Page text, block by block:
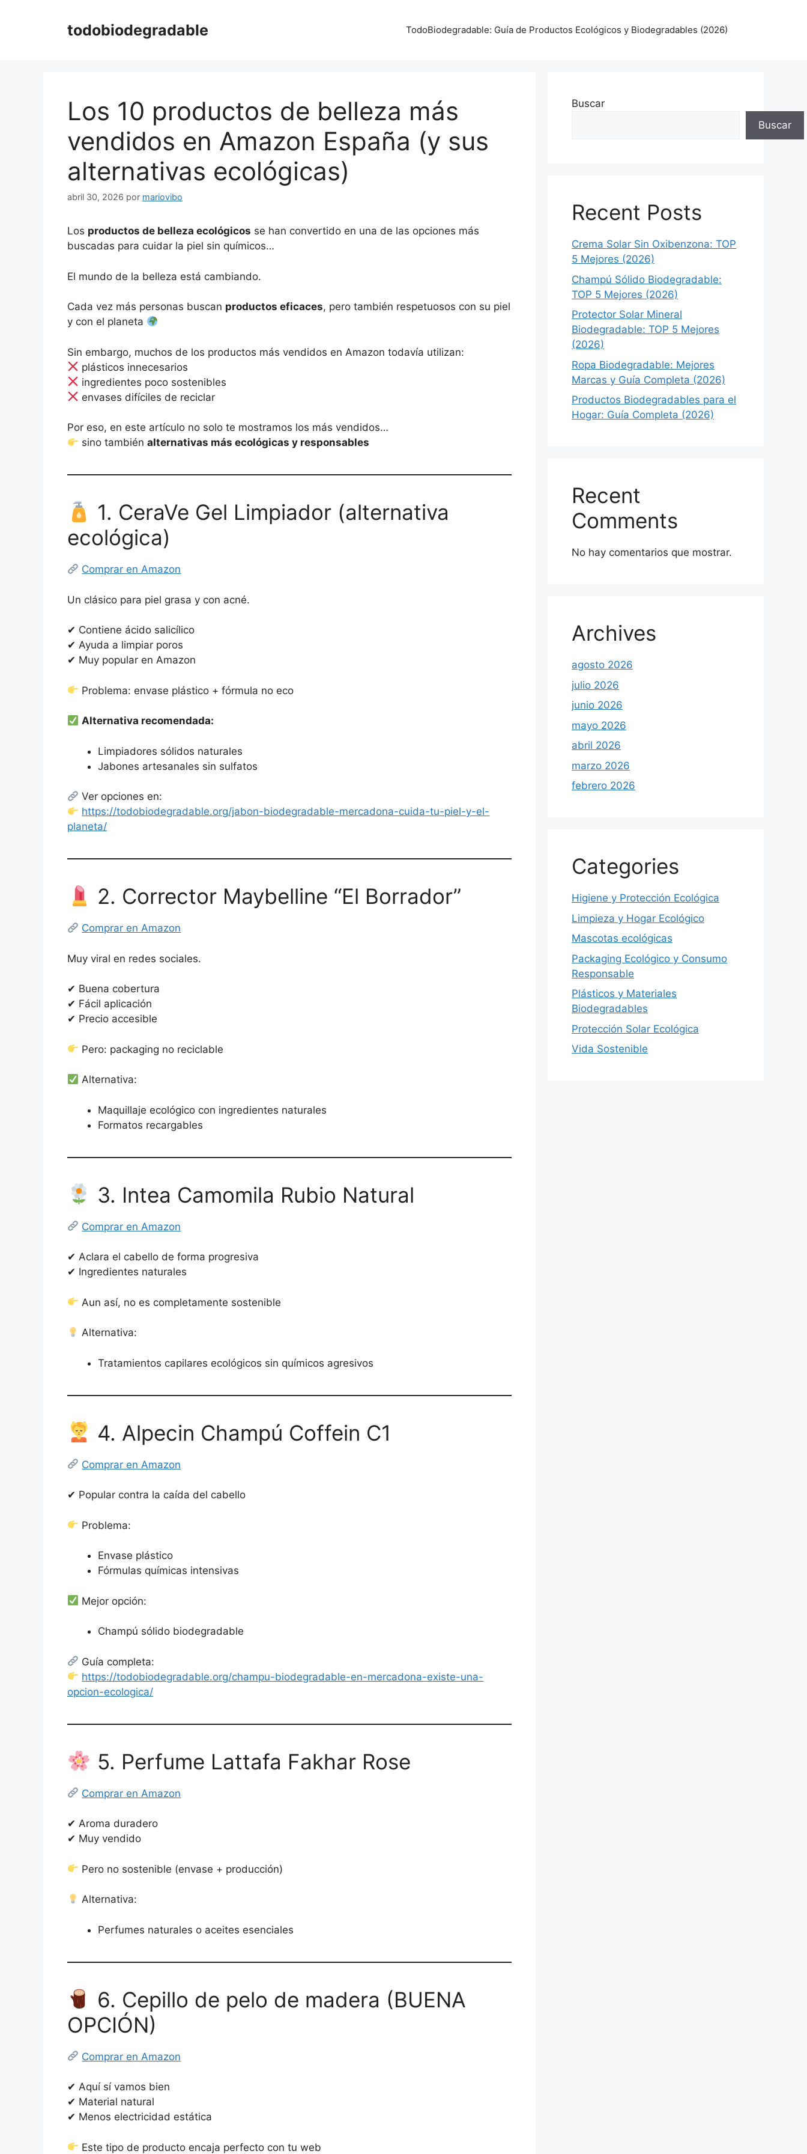
todobiodegradable TodoBiodegradable: Guía de Productos Ecológicos y Biodegradables (2026)
Los 10 productos de belleza más
vendidos en Amazon España (y sus
alternativas ecológicas)
abril 30, 2026 por mariovibo
Los productos de belleza ecológicos se han convertido en una de las opciones más
buscadas para cuidar la piel sin químicos…
El mundo de la belleza está cambiando.
Cada vez más personas buscan productos eficaces, pero también respetuosos con su piel
y con el planeta
Sin embargo, muchos de los productos más vendidos en Amazon todavía utilizan:
plásticos innecesarios
ingredientes poco sostenibles
envases difíciles de reciclar
Por eso, en este artículo no solo te mostramos los más vendidos…
sino tambiénalternativas más ecológicas y responsables
1. CeraVe Gel Limpiador (alternativa
ecológica)
Comprar en Amazon
Un clásico para piel grasa y con acné.
✔ Contiene ácido salicílico
✔ Ayuda a limpiar poros
✔ Muy popular en Amazon
Problema: envase plástico + fórmula no eco
Alternativa recomendada:
Limpiadores sólidos naturales
Jabones artesanales sin sulfatos
Ver opciones en:
https://todobiodegradable.org/jabon-biodegradable-mercadona-cuida-tu-piel-y-el-
planeta/
2. Corrector Maybelline “El Borrador”
Comprar en Amazon
Muy viral en redes sociales.
✔ Buena cobertura
✔ Fácil aplicación
✔ Precio accesible
Pero: packaging no reciclable
Alternativa:
Maquillaje ecológico con ingredientes naturales
Formatos recargables
3. Intea Camomila Rubio Natural
Comprar en Amazon
✔ Aclara el cabello de forma progresiva
✔ Ingredientes naturales
Aun así, no es completamente sostenible
Alternativa:
Tratamientos capilares ecológicos sin químicos agresivos
4. Alpecin Champú Coffein C1
Comprar en Amazon
✔ Popular contra la caída del cabello
Problema:
Envase plástico
Fórmulas químicas intensivas
Mejor opción:
Champú sólido biodegradable
Guía completa:
https://todobiodegradable.org/champu-biodegradable-en-mercadona-existe-una-
opcion-ecologica/
5. Perfume Lattafa Fakhar Rose
Comprar en Amazon
✔ Aroma duradero
✔ Muy vendido
Pero no sostenible (envase + producción)
Alternativa:
Perfumes naturales o aceites esenciales
6. Cepillo de pelo de madera (BUENA
OPCIÓN)
Comprar en Amazon
✔ Aquí sí vamos bien
✔ Material natural
✔ Menos electricidad estática
Este tipo de producto encaja perfecto con tu web
Buscar
Buscar
Recent Posts
Crema Solar Sin Oxibenzona: TOP
5 Mejores (2026)
Champú Sólido Biodegradable:
TOP 5 Mejores (2026)
Protector Solar Mineral
Biodegradable: TOP 5 Mejores
(2026)
Ropa Biodegradable: Mejores
Marcas y Guía Completa (2026)
Productos Biodegradables para el
Hogar: Guía Completa (2026)
Recent
Comments
No hay comentarios que mostrar.
Archives
agosto 2026
julio 2026
junio 2026
mayo 2026
abril 2026
marzo 2026
febrero 2026
Categories
Higiene y Protección Ecológica
Limpieza y Hogar Ecológico
Mascotas ecológicas
Packaging Ecológico y Consumo
Responsable
Plásticos y Materiales
Biodegradables
Protección Solar Ecológica
Vida Sostenible